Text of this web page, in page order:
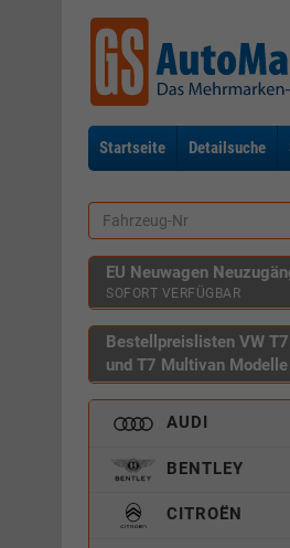
Startseite Detailsuche
EU Neuwagen
SOFORT VERFÜGBAR
Bestellpreislisten VW
und T7 Multivan Modelle
AUDI
BENTLEY
CITROËN